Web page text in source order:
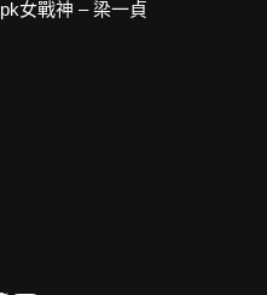
女戰神 – 梁一貞